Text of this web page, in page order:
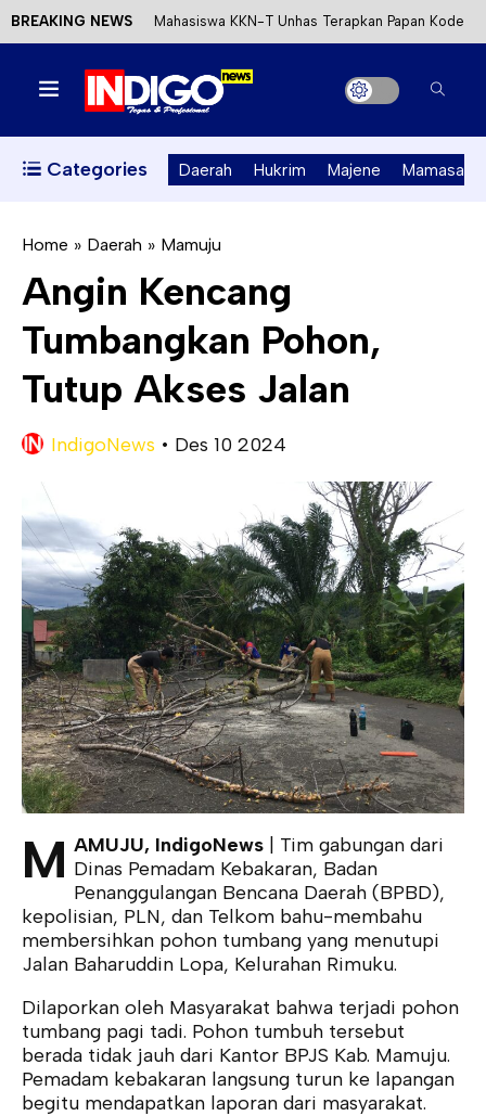
BREAKING NEWS Mahasiswa KKN-T Unhas Terapkan Papan Kode
Etik Wisata di Pantai Lawere Desa Lotang Salo
Satu DPO Pengeroyokan SPBU Tapalang
Ditangkap, Satu Lagi Kabur ke Kalimantan
Perizinan Air Tanah melalui Aplikasi SAPO
Kecewa Kapolresta Absen, APPK Mamuju
Soroti Kejanggalan Kasus Tambang Emas Ilegal
Categories Daerah Hukrim Majene Mamasa
Home » Daerah » Mamuju
Angin Kencang
Tumbangkan Pohon,
Tutup Akses Jalan
IndigoNews • Des 10 2024
M AMUJU, IndigoNews | Tim gabungan dari
Dinas Pemadam Kebakaran, Badan
Penanggulangan Bencana Daerah (BPBD),
kepolisian, PLN, dan Telkom bahu-membahu
membersihkan pohon tumbang yang menutupi
Jalan Baharuddin Lopa, Kelurahan Rimuku.
Dilaporkan oleh Masyarakat bahwa terjadi pohon
tumbang pagi tadi. Pohon tumbuh tersebut
berada tidak jauh dari Kantor BPJS Kab. Mamuju.
Pemadam kebakaran langsung turun ke lapangan
begitu mendapatkan laporan dari masyarakat.